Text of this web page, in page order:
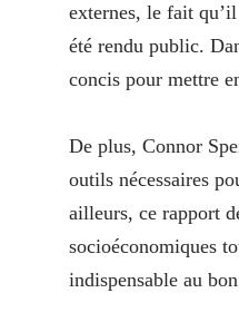
externes, le fait
été rendu public.
concis pour mettre
De plus, Connor
outils nécessaires
ailleurs, ce rapport
socioéconomiques
indispensable au